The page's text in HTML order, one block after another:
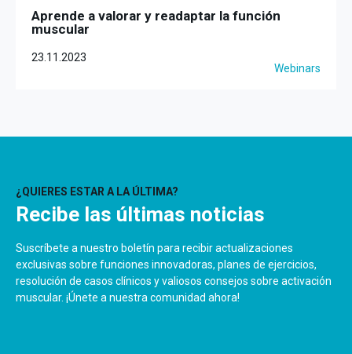
Aprende a valorar y readaptar la función
muscular
23.11.2023
Webinars
¿QUIERES ESTAR A LA ÚLTIMA?
Recibe las últimas noticias
Suscríbete a nuestro boletín para recibir actualizaciones
exclusivas sobre funciones innovadoras, planes de ejercicios,
resolución de casos clínicos y valiosos consejos sobre activación
muscular. ¡Únete a nuestra comunidad ahora!